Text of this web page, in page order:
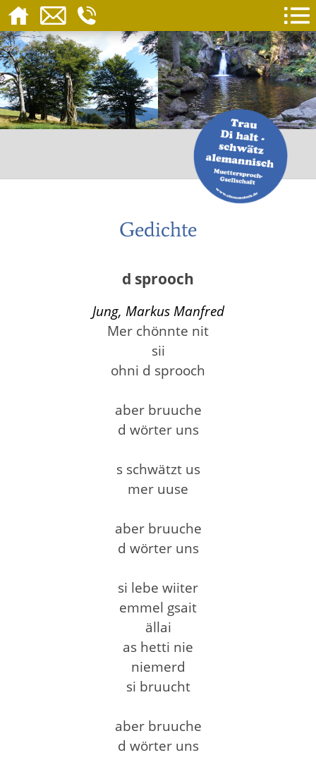
Gedichte
d sprooch
Jung, Markus Manfred
Mer chönnte nit
sii
ohni d sprooch
aber bruuche
d wörter uns
s schwätzt us
mer uuse
aber bruuche
d wörter uns
si lebe wiiter
emmel gsait
ällai
as hetti nie
niemerd
si bruucht
aber bruuche
d wörter uns